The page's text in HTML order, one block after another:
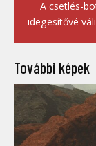
A csetlés-
idegesítővé
További képek